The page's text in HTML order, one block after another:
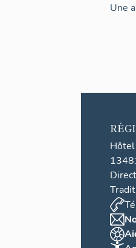
Une
Hôtel